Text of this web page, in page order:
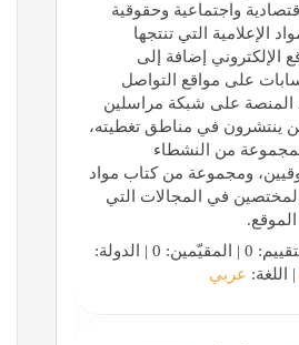
واجتماعية وحقوقية
الإعلامية التي تنتجها
الإلكتروني إضافة إلى
على مواقع التواصل
المنصة على شبكة مراسلين
ينتشرون في مناطق تغطيته،
من النشطاء
ومجموعة من كتاب مواد
في المجالات التي
| اللغة: عربي